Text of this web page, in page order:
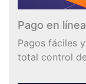
Pago en línea
Pagos fáciles
total control